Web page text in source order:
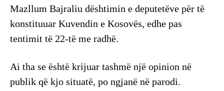
Mazllum Bajraliu dështimin e deputetëve për të
konstituuar Kuvendin e Kosovës, edhe pas
tentimit të 22-të me radhë.
Ai tha se është krijuar tashmë një opinion në
publik që kjo situatë, po ngjanë në parodi.